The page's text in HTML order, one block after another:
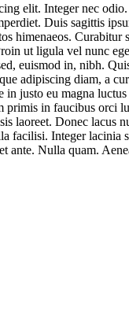
elit. Integer nec
Duis sagittis
himenaeos.
ut ligula vel nunc
euismod in, nibh.
adipiscing diam, a
justo eu magna
primis in faucibus orci
laoreet. Donec lacus
facilisi. Integer lacinia
ante. Nulla quam.